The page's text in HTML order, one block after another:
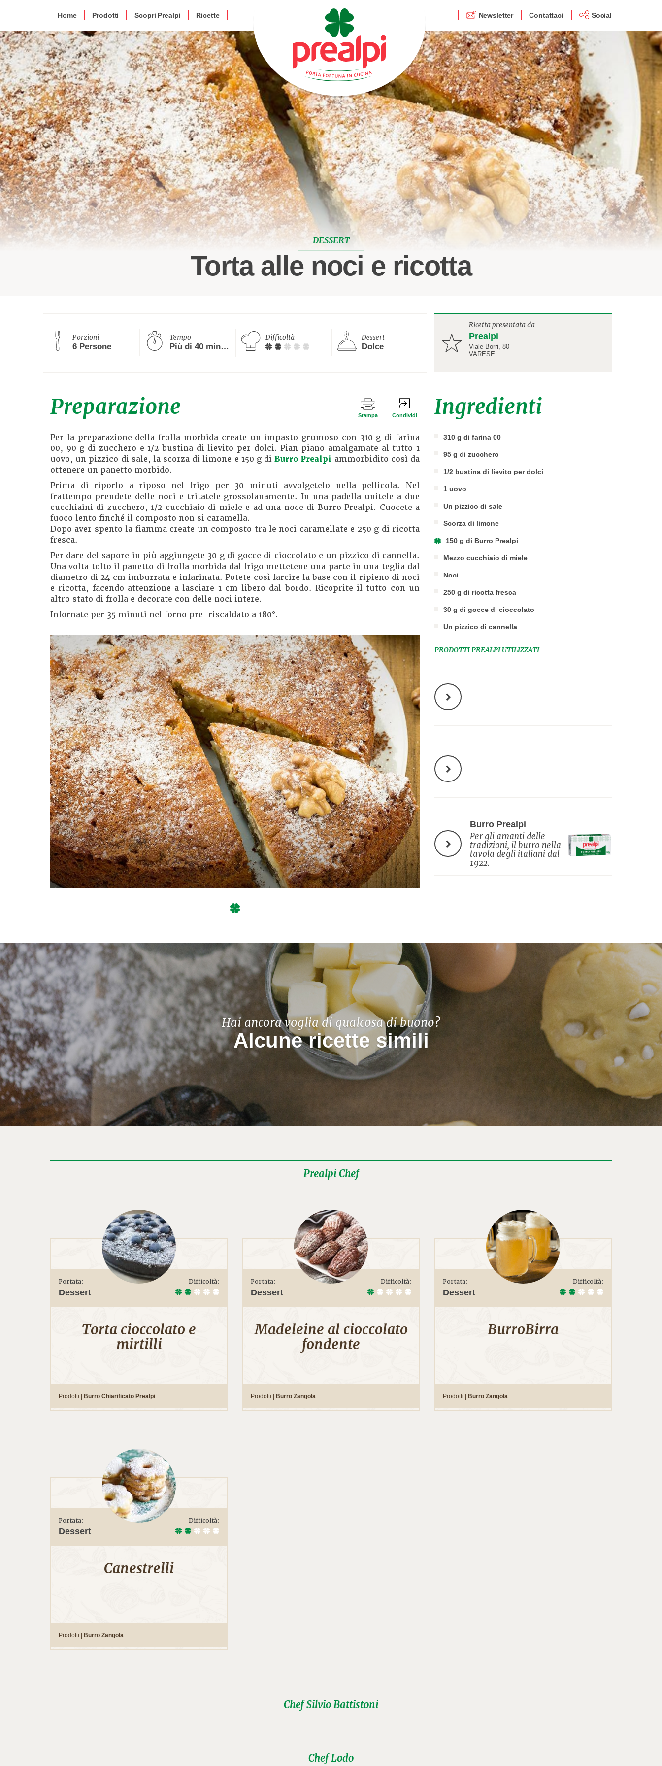
Home Prodotti Scopri Prealpi Ricette Newsletter Contattaci Social
DESSERT
Torta alle noci e ricotta
Porzioni
6 Persone
Tempo
Più di 40 minuti
Difficoltà Dessert
Dolce
Ricetta presentata da
Prealpi
Viale Borri, 80
VARESE
Preparazione Stampa Condividi
Per la preparazione della frolla morbida create un impasto grumoso con 310 g di farina
00, 90 g di zucchero e 1/2 bustina di lievito per dolci. Pian piano amalgamate al tutto 1
uovo, un pizzico di sale, la scorza di limone e 150 g diBurro Prealpi ammorbidito così da
ottenere un panetto morbido.
Prima di riporlo a riposo nel frigo per 30 minuti avvolgetelo nella pellicola. Nel
frattempo prendete delle noci e tritatele grossolanamente. In una padella unitele a due
cucchiaini di zucchero, 1/2 cucchiaio di miele e ad una noce di Burro Prealpi. Cuocete a
fuoco lento finché il composto non si caramella.
Dopo aver spento la fiamma create un composto tra le noci caramellate e 250 g di ricotta
fresca.
Per dare del sapore in più aggiungete 30 g di gocce di cioccolato e un pizzico di cannella.
Una volta tolto il panetto di frolla morbida dal frigo mettetene una parte in una teglia dal
diametro di 24 cm imburrata e infarinata. Potete così farcire la base con il ripieno di noci
e ricotta, facendo attenzione a lasciare 1 cm libero dal bordo. Ricoprite il tutto con un
altro stato di frolla e decorate con delle noci intere.
Infornate per 35 minuti nel forno pre-riscaldato a 180°.
Ingredienti
310 g di farina 00
95 g di zucchero
1/2 bustina di lievito per dolci
1 uovo
Un pizzico di sale
Scorza di limone
150 g di Burro Prealpi
Mezzo cucchiaio di miele
Noci
250 g di ricotta fresca
30 g di gocce di cioccolato
Un pizzico di cannella
PRODOTTI PREALPI UTILIZZATI
Burro Prealpi
Per gli amanti delle
tradizioni, il burro nella
tavola degli italiani dal
1922.
Hai ancora voglia di qualcosa di buono?
Alcune ricette simili
Prealpi Chef
Portata:
Dessert
Difficoltà:
Torta cioccolato e
mirtilli
Prodotti | Burro Chiarificato Prealpi
Portata:
Dessert
Difficoltà:
Madeleine al cioccolato
fondente
Prodotti | Burro Zangola
Portata:
Dessert
Difficoltà:
BurroBirra
Prodotti | Burro Zangola
Portata:
Dessert
Difficoltà:
Canestrelli
Prodotti | Burro Zangola
Chef Silvio Battistoni
Chef Lodo